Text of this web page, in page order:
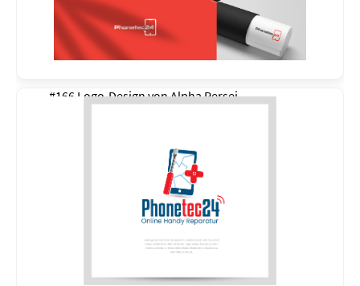
#166 Logo-Design vonAlpha Persei